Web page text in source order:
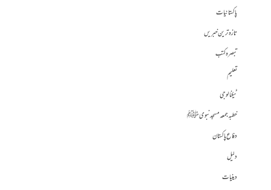
پاکستانیات
تازہ ترین خبریں
تبصرہ کتب
تعلیم
ٹیکنالوجی
خطبہ جمعہ مسجد نبوی ﷺ
دفاع پاکستان
دلیل
دینیات